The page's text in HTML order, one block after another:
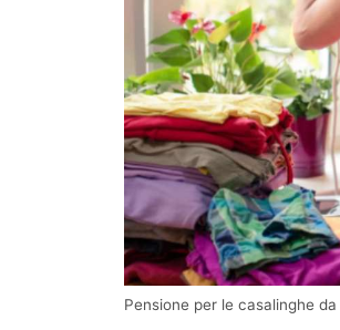
Pensione per le casalinghe